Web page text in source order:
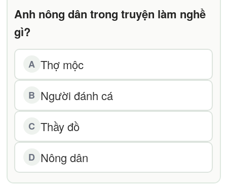
Anh nông dân trong truyện làm nghề
gì?
A Thợ mộc
B Người đánh cá
C Thầy đồ
D Nông dân